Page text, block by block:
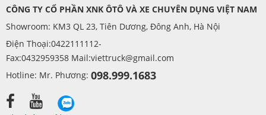
CÔNG TY CỔ PHẦN XNK ÔTÔ VÀ XE CHUYÊN DỤNG VIỆT NAM
Showroom: KM3 QL 23, Tiên Dương, Đông Anh, Hà Nội
Điện Thoại:0422111112-
Fax:0432959358 Mail:viettruck@gmail.com
Hotline: Mr. Phương: 098.999.1683